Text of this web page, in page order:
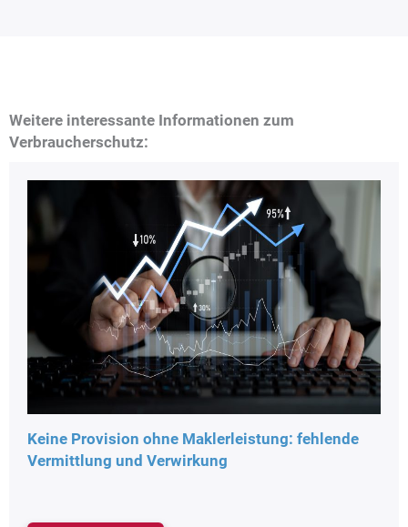
Weitere interessante Informationen zum
Verbraucherschutz:
Keine Provision ohne Maklerleistung: fehlende
Vermittlung und Verwirkung